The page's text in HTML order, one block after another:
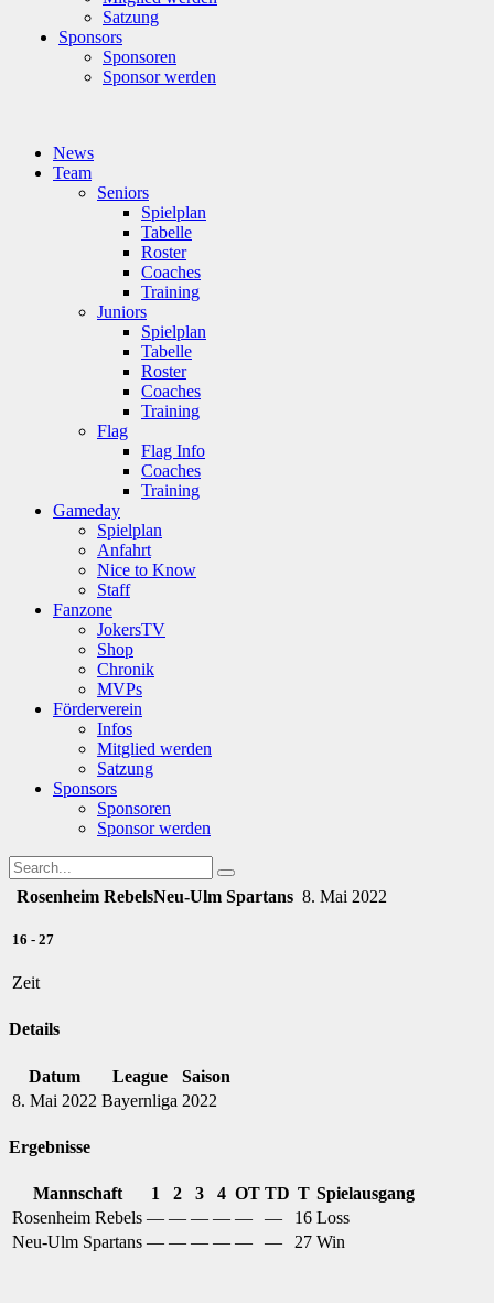
Satzung
Sponsors
Sponsoren
Sponsor werden
News
Team
Seniors
Spielplan
Tabelle
Roster
Coaches
Training
Juniors
Spielplan
Tabelle
Roster
Coaches
Training
Flag
Flag Info
Coaches
Training
Gameday
Spielplan
Anfahrt
Nice to Know
Staff
Fanzone
JokersTV
Shop
Chronik
MVPs
Förderverein
Infos
Mitglied werden
Satzung
Sponsors
Sponsoren
Sponsor werden
Rosenheim RebelsNeu-Ulm Spartans 8. Mai 2022
16 - 27
Zeit
Details
Datum League
Saison
8. Mai 2022 Bayernliga 2022
Ergebnisse
Mannschaft 1 2 3 4 OT TD T Spielausgang
Rosenheim Rebels — — — — — — 16 Loss
Neu-Ulm Spartans — — — — — — 27 Win